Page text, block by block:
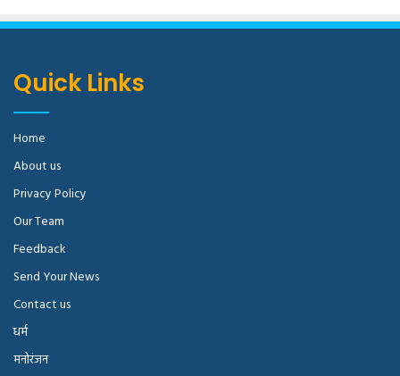
Quick Links
Home
About us
Privacy Policy
Our Team
Feedback
Send Your News
Contact us
धर्म
मनोरंजन